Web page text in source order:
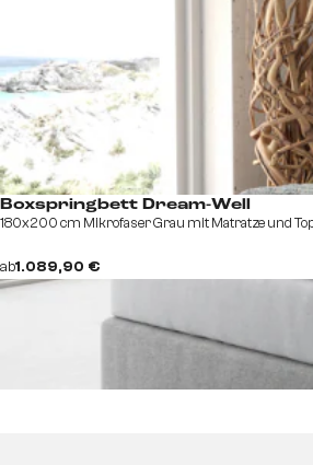
Boxspringbett Dream-Well
180x200 cm Mikrofaser Grau mit Matratze und
ab1.089,90 €